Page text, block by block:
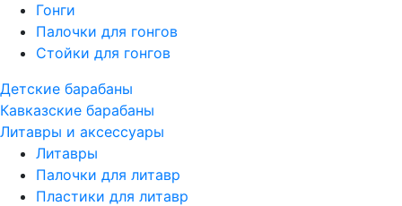
Гонги
Палочки для гонгов
Стойки для гонгов
Детские барабаны
Кавказские барабаны
Литавры и аксессуары
Литавры
Палочки для литавр
Пластики для литавр